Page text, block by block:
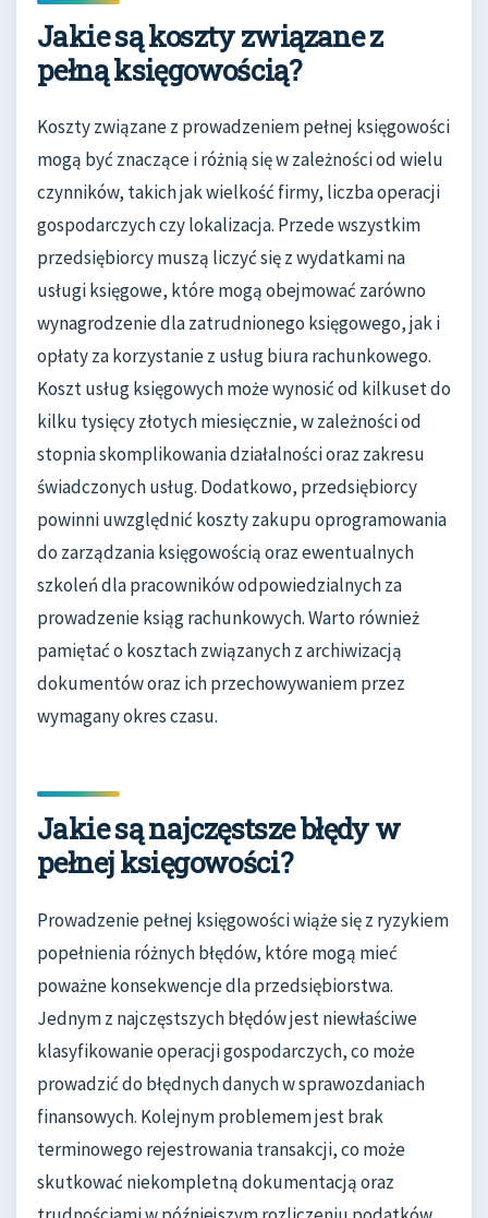
Jakie są koszty związane z
pełną księgowością?
Koszty związane z prowadzeniem pełnej księgowości
mogą być znaczące i różnią się w zależności od wielu
czynników, takich jak wielkość firmy, liczba operacji
gospodarczych czy lokalizacja. Przede wszystkim
przedsiębiorcy muszą liczyć się z wydatkami na
usługi księgowe, które mogą obejmować zarówno
wynagrodzenie dla zatrudnionego księgowego, jak i
opłaty za korzystanie z usług biura rachunkowego.
Koszt usług księgowych może wynosić od kilkuset do
kilku tysięcy złotych miesięcznie, w zależności od
stopnia skomplikowania działalności oraz zakresu
świadczonych usług. Dodatkowo, przedsiębiorcy
powinni uwzględnić koszty zakupu oprogramowania
do zarządzania księgowością oraz ewentualnych
szkoleń dla pracowników odpowiedzialnych za
prowadzenie ksiąg rachunkowych. Warto również
pamiętać o kosztach związanych z archiwizacją
dokumentów oraz ich przechowywaniem przez
wymagany okres czasu.
Jakie są najczęstsze błędy w
pełnej księgowości?
Prowadzenie pełnej księgowości wiąże się z ryzykiem
popełnienia różnych błędów, które mogą mieć
poważne konsekwencje dla przedsiębiorstwa.
Jednym z najczęstszych błędów jest niewłaściwe
klasyfikowanie operacji gospodarczych, co może
prowadzić do błędnych danych w sprawozdaniach
finansowych. Kolejnym problemem jest brak
terminowego rejestrowania transakcji, co może
skutkować niekompletną dokumentacją oraz